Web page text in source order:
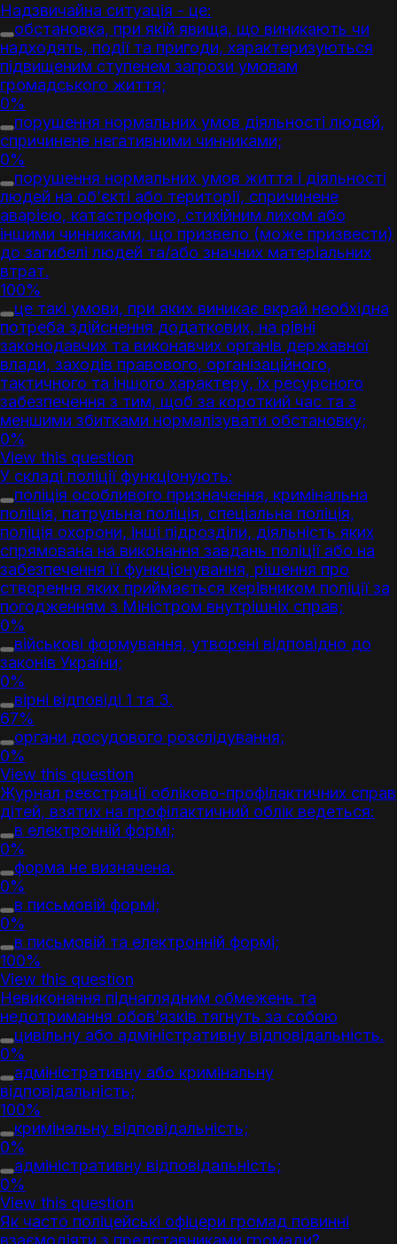
Надзвичайна ситуація - це:
обстановка, при якій явища, що виникають чи
надходять, події та пригоди, характеризуються
підвищеним ступенем загрози умовам
громадського життя;
0%
порушення нормальних умов діяльності людей,
спричинене негативними чинниками;
0%
порушення нормальних умов життя і діяльності
людей на об’єкті або території, спричинене
аварією, катастрофою, стихійним лихом або
іншими чинниками, що призвело (може призвести)
до загибелі людей та/або значних матеріальних
втрат.
100%
це такі умови, при яких виникає вкрай необхідна
потреба здійснення додаткових, на рівні
законодавчих та виконавчих органів державної
влади, заходів правового, організаційного,
тактичного та іншого характеру, їх ресурсного
забезпечення з тим, щоб за короткий час та з
меншими збитками нормалізувати обстановку;
0%
View this question
У складі поліції функціонують:
поліція особливого призначення, кримінальна
поліція, патрульна поліція, спеціальна поліція,
поліція охорони, інші підрозділи, діяльність яких
спрямована на виконання завдань поліції або на
забезпечення її функціонування, рішення про
створення яких приймається керівником поліції за
погодженням з Міністром внутрішніх справ;
0%
військові формування, утворені відповідно до
законів України;
0%
вірні відповіді 1 та 3.
67%
органи досудового розслідування;
0%
View this question
Журнал реєстрації обліково-профілактичних справ
дітей, взятих на профілактичний облік ведеться:
в електронній формі;
0%
форма не визначена.
0%
в письмовій формі;
0%
в письмовій та електронній формі;
100%
View this question
Невиконання піднаглядним обмежень та
недотримання обов’язків тягнуть за собою
цивільну або адміністративну відповідальність.
0%
адміністративну або кримінальну
відповідальність;
100%
кримінальну відповідальність;
0%
адміністративну відповідальність;
0%
View this question
Як часто поліцейські офіцери громад повинні